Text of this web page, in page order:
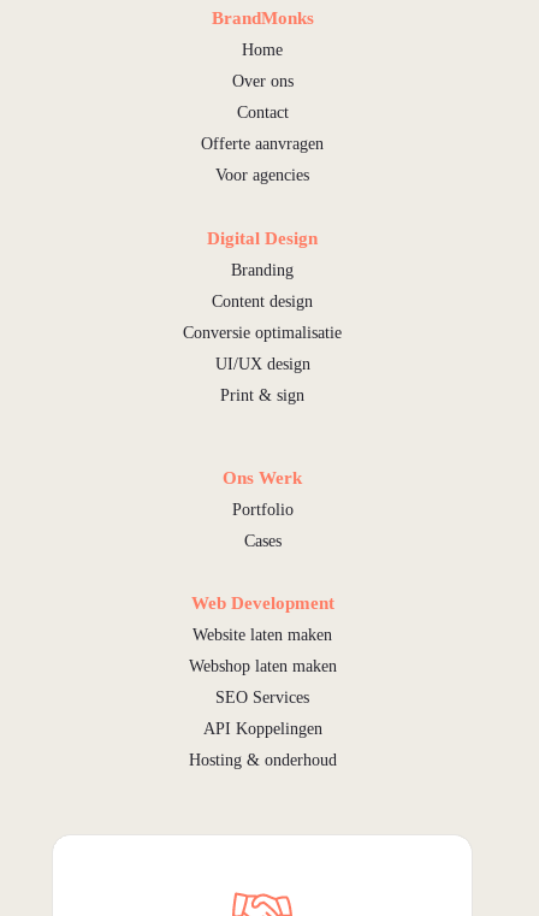
BrandMonks
Home
Over ons
Contact
Offerte aanvragen
Voor agencies
Digital Design
Branding
Content design
Conversie optimalisatie
UI/UX design
Print & sign
Ons Werk
Portfolio
Cases
Web Development
Website laten maken
Webshop laten maken
SEO Services
API Koppelingen
Hosting & onderhoud